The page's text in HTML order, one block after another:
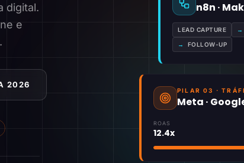
digital.
e
2026
n8n ·
LEAD CAPTURE →
→ FOLLOW-UP
PILAR 03 ·
Meta ·
ROAS
12.4x